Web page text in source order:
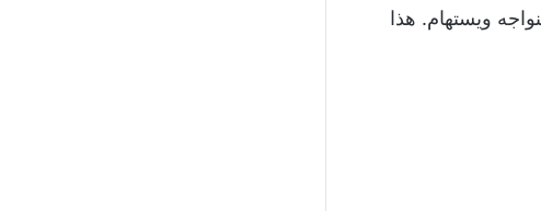
ويستهام. هذا